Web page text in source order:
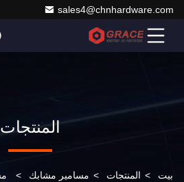
sales4@chnhardware.com
المنتجات
بيت > المنتجات > مسامير مشابك >